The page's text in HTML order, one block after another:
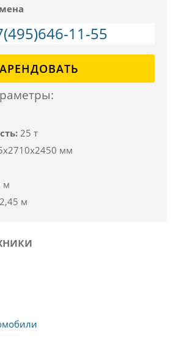
11-55
АРЕНДОВАТЬ
25 т
мм
м
2,45 м